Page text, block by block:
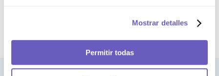
Mostrar detalles
Permitir todas